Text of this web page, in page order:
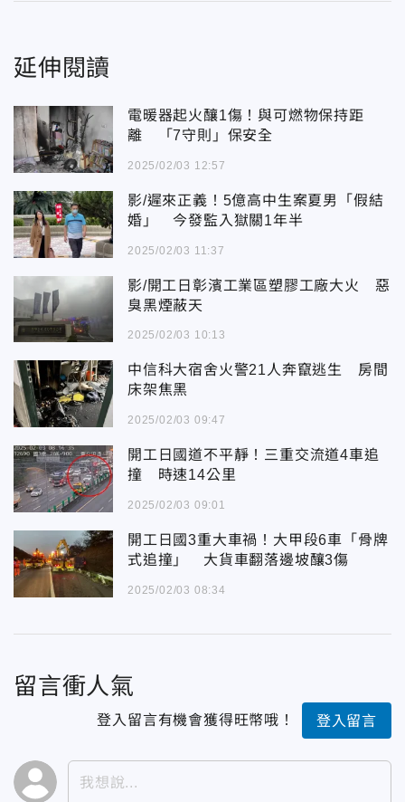
延伸閱讀
電暖器起火釀1傷！與可燃物保持距
離 「7守則」保安全
2025/02/03 12:57
影/遲來正義！5億高中生案夏男「假結
婚」 今發監入獄關1年半
2025/02/03 11:37
影/開工日彰濱工業區塑膠工廠大火 惡
臭黑煙蔽天
2025/02/03 10:13
中信科大宿舍火警21人奔竄逃生 房間
床架焦黑
2025/02/03 09:47
開工日國道不平靜！三重交流道4車追
撞 時速14公里
2025/02/03 09:01
開工日國3重大車禍！大甲段6車「骨牌
式追撞」 大貨車翻落邊坡釀3傷
2025/02/03 08:34
留言衝人氣
登入留言有機會獲得旺幣哦！ 登入留言